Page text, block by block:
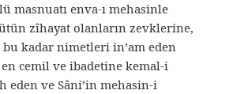
masnuatı enva-ı mehasinle
zîhayat olanların zevklerine,
kadar nimetleri in’am eden
cemil ve ibadetine kemal-i
eden ve Sâni’in mehasin-i